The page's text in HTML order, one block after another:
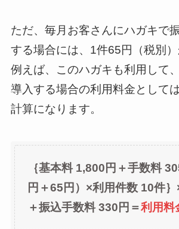
ただ、毎月お客さんにハガキで
する場合には、1件65円（税別）
例えば、このハガキも利用して
導入する場合の利用料金として
計算になります。
｛基本料 1,800円＋手数料
円＋65円）×利用件数 10件
＋振込手数料 330円＝利用料